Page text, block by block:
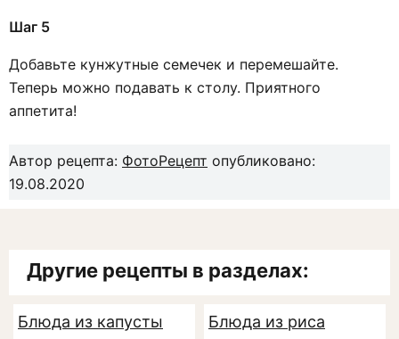
Шаг 5
Добавьте кунжутные семечек и перемешайте.
Теперь можно подавать к столу. Приятного
аппетита!
Автор рецепта: ФотоРецепт опубликовано:
19.08.2020
Другие рецепты в разделах:
Блюда из капусты Блюда из риса